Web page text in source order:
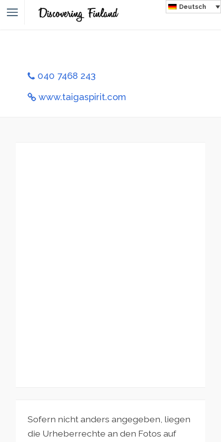
Deutsch
040 7468 243
www.taigaspirit.com
Sofern nicht anders angegeben, liegen
die Urheberrechte an den Fotos auf